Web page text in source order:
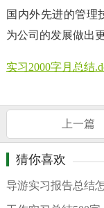
国内外先进的管理
为公司的发展做出
实习2000字月总结
上一篇
猜你喜欢
导游实习报告总结